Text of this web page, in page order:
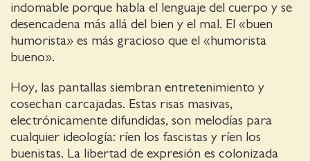
indomable porque habla el lenguaje del cuerpo y se
desencadena más allá del bien y el mal. El «buen
humorista» es más gracioso que el «humorista
bueno».
Hoy, las pantallas siembran entretenimiento y
cosechan carcajadas. Estas risas masivas,
electrónicamente difundidas, son melodías para
cualquier ideología: ríen los fascistas y ríen los
buenistas. La libertad de expresión es colonizada